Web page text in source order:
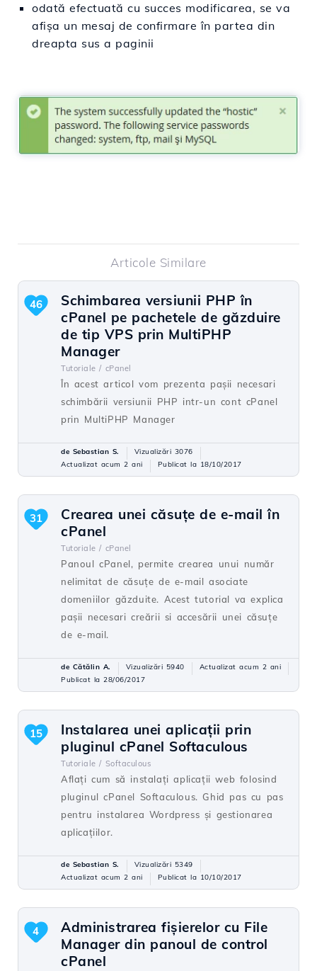
odată efectuată cu succes modificarea, se va
afișa un mesaj de confirmare în partea din
dreapta sus a paginii
Articole Similare
Schimbarea versiunii PHP în
cPanel pe pachetele de găzduire
de tip VPS prin MultiPHP
Manager
Tutoriale / cPanel
În acest articol vom prezenta pașii necesari
schimbării versiunii PHP intr-un cont cPanel
prin MultiPHP Manager
46
de Sebastian S.
Vizualizări 3076
Actualizat acum 2 ani
Publicat la 18/10/2017
Crearea unei căsuţe de e-mail în
cPanel
Tutoriale / cPanel
Panoul cPanel, permite crearea unui număr
nelimitat de căsuţe de e-mail asociate
domeniilor găzduite. Acest tutorial va explica
paşii necesari creării si accesării unei căsuţe
de e-mail.
31
de Cătălin A. Vizualizări 5940
Actualizat acum 2 ani
Publicat la 28/06/2017
Instalarea unei aplicații prin
pluginul cPanel Softaculous
Tutoriale / Softaculous
Aflați cum să instalați aplicații web folosind
pluginul cPanel Softaculous. Ghid pas cu pas
pentru instalarea Wordpress și gestionarea
aplicațiilor.
15
de Sebastian S.
Vizualizări 5349
Actualizat acum 2 ani
Publicat la 10/10/2017
Administrarea fișierelor cu File
Manager din panoul de control
cPanel
4